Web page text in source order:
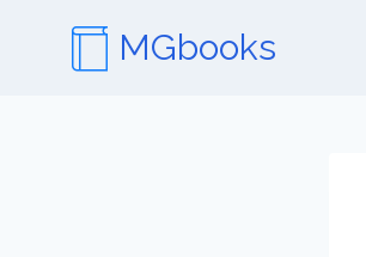
содержимому
MGbooks